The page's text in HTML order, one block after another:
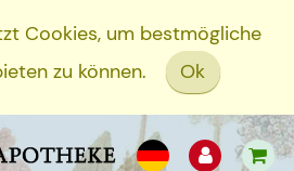
Cookies, um bestmögliche
zu können.
Ok